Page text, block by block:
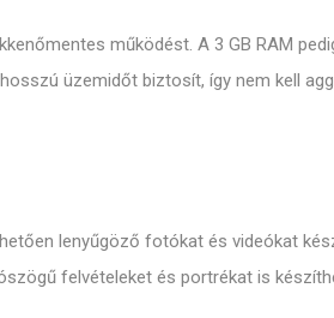
működést. A 3 GB RAM
üzemidőt biztosít, így nem kell
lenyűgöző fotókat és videókat
felvételeket és portrékat is